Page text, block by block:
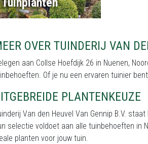
OVER TUINDERIJ VAN
aan Collse Hoefdijk 26 in Nuenen,
Of je nu een ervaren tuinier
PLANTENKEUZE
Van den Heuvel Van Gennip B.V.
selectie voldoet aan alle tuinbehoeften in
planten voor jouw tuin.